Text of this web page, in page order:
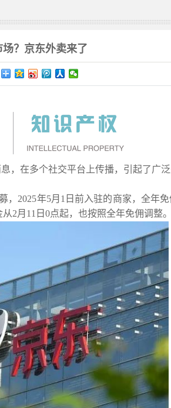
？京东外卖来了
，在多个社交平台上传播，引起了广泛
，2025年5月1日前入驻的商家，全年
2月11日0点起，也按照全年免佣调整。